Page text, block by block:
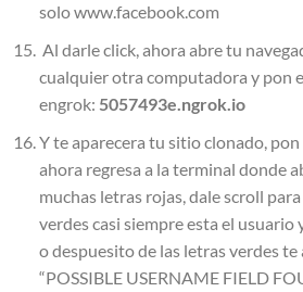
solo www.facebook.com
Al darle click, ahora abre tu
cualquier otra computadora y pon
engrok: 5057493e.ngrok.io
Y te aparecera tu sitio clonado,
ahora regresa a la terminal donde
muchas letras rojas, dale scroll
verdes casi siempre esta el
o despuesito de las letras verdes
“POSSIBLE USERNAME FIELD